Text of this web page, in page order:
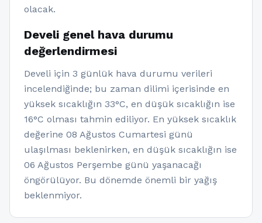
olacak.
Develi genel hava durumu
değerlendirmesi
Develi için 3 günlük hava durumu verileri
incelendiğinde; bu zaman dilimi içerisinde en
yüksek sıcaklığın 33°C, en düşük sıcaklığın ise
16°C olması tahmin ediliyor. En yüksek sıcaklık
değerine 08 Ağustos Cumartesi günü
ulaşılması beklenirken, en düşük sıcaklığın ise
06 Ağustos Perşembe günü yaşanacağı
öngörülüyor. Bu dönemde önemli bir yağış
beklenmiyor.